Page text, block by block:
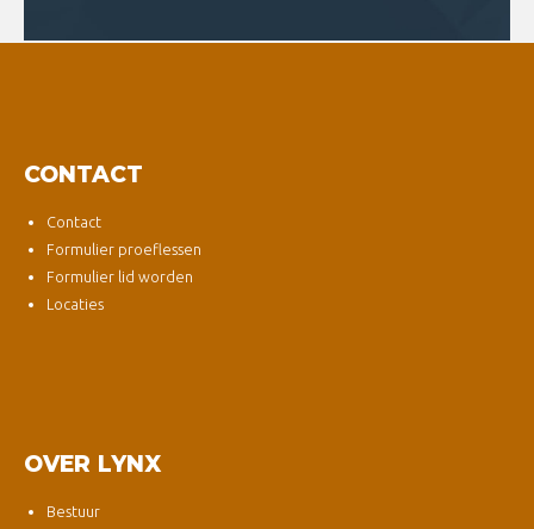
CONTACT
Contact
Formulier proeflessen
Formulier lid worden
Locaties
OVER LYNX
Bestuur